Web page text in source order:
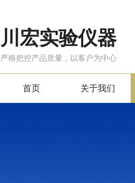
川宏实验仪器
严格把控产品质量，以客户为中心
首页 关于我们